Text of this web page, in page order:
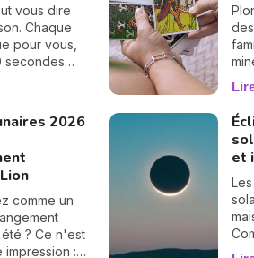
vous dire
Chaque
pour vous,
secondes
on trouve
mission de
ce
2026
comme un
? Ce n'est
impression :
et